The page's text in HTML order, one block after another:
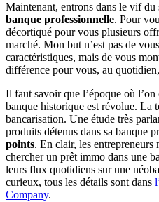
Maintenant, entrons dans le vif du
banque professionnelle. Pour
décortiqué pour vous plusieurs
marché. Mon but n’est pas de
caractéristiques, mais de vous
différence pour vous, au
Il faut savoir que l’époque où
banque historique est révolue. La
bancarisation. Une étude très
produits détenus dans sa banque
points. En clair, les entrepreneurs
chercher un prêt immo dans une
leurs flux quotidiens sur une
curieux, tous les détails sont dans
Company.